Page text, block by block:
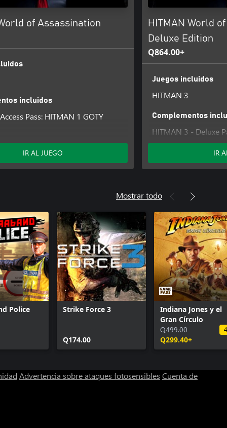
of Assassination
incluidos
Pass: HITMAN 1 GOTY
Pass: HITMAN 2 Standard
Pass: HITMAN 1 Complete
Carpathian Mountains
Dubai
Berlin
IR AL JUEGO
HITMAN World
Deluxe Edition
Q864.00+
Juegos incluidos
HITMAN 3
Complementos
HITMAN 3 - Deluxe
HITMAN 3 Access
HITMAN 3 Access
HITMAN 3 Access
HITMAN 3 Access
HITMAN 3 - Dubai
HITMAN 3 -
HITMAN 3 - Berlin
HITMAN 3 -
HITMAN 3 -
HITMAN 3 -
HITMAN 3: Seven
IR
Mostrar todo
Police Strike Force 3
Q174.00
Indiana Jones y el
Gran Círculo
Q499.00
Q299.40+
-
Advertencia sobre ataques fotosensibles Cuenta de